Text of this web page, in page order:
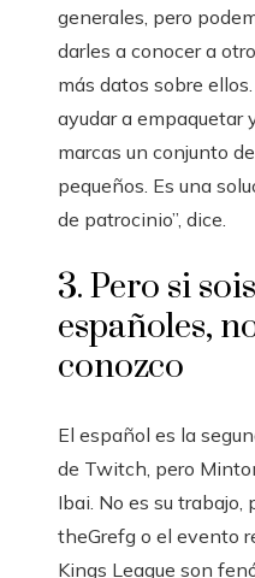
generales, pero
darles a conocer a
más datos sobre
ayudar a empaquetar
marcas un conjunto de
pequeños. Es una
de patrocinio”, dice.
3. Pero si sois
españoles,
conozco
El español es la
de Twitch, pero
Ibai. No es su trabajo,
theGrefg o el evento
Kings League son